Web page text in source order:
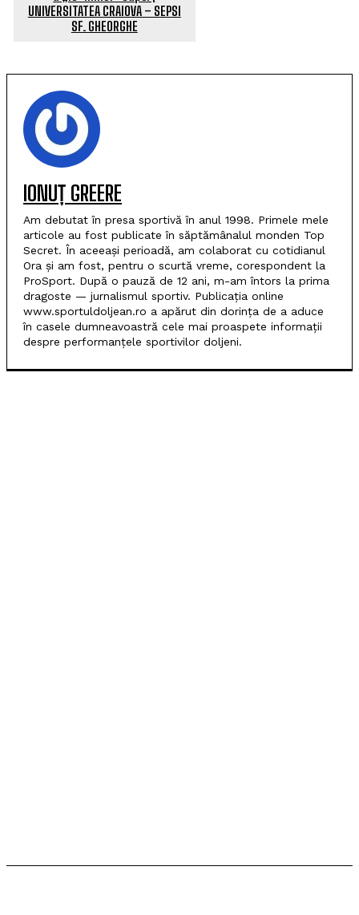
UNIVERSITATEA CRAIOVA – SEPSI
SF. GHEORGHE
IONUȚ GREERE
Am debutat în presa sportivă în anul 1998. Primele mele
articole au fost publicate în săptămânalul monden Top
Secret. În aceeași perioadă, am colaborat cu cotidianul
Ora și am fost, pentru o scurtă vreme, corespondent la
ProSport. După o pauză de 12 ani, m-am întors la prima
dragoste — jurnalismul sportiv. Publicația online
www.sportuldoljean.ro a apărut din dorința de a aduce
în casele dumneavoastră cele mai proaspete informații
despre performanțele sportivilor doljeni.